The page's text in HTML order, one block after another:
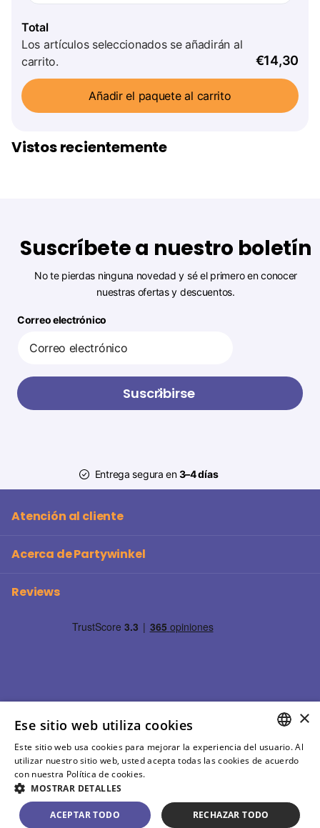
Total
Los artículos seleccionados se añadirán al
carrito.
€14,30
Añadir el paquete al carrito
Vistos recientemente
Suscríbete a nuestro boletín
No te pierdas ninguna novedad y sé el primero en conocer
nuestras ofertas y descuentos.
Correo electrónico
Suscribirse
Entrega segura en3–4 días
Atención al cliente
Acerca de Partywinkel
Reviews
©2026 Partywinkel Todos los precios incluyen IVA
ES (EUR €)
SPANISH
×
Ese sitio web utiliza cookies
Este sitio web usa cookies para mejorar la experiencia del usuario. Al
utilizar nuestro sitio web, usted acepta todas las cookies de acuerdo
con nuestra Política de cookies.
MOSTRAR DETALLES
ACEPTAR TODO RECHAZAR TODO